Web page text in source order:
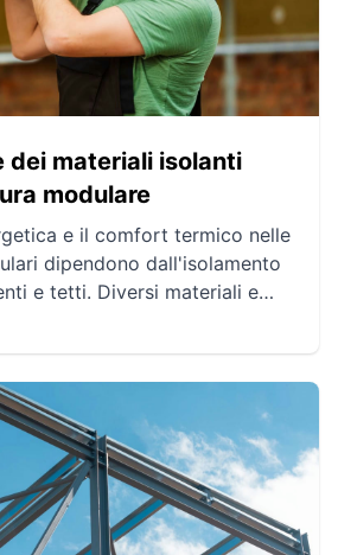
dei materiali isolanti
modulare
e il comfort termico nelle
dipendono dall'isolamento
e tetti. Diversi materiali e
isolanti rigidi, sono utilizzati
aspetto cruciale. Questi
un'ottima performance
del clima, delle esigenze
budget.